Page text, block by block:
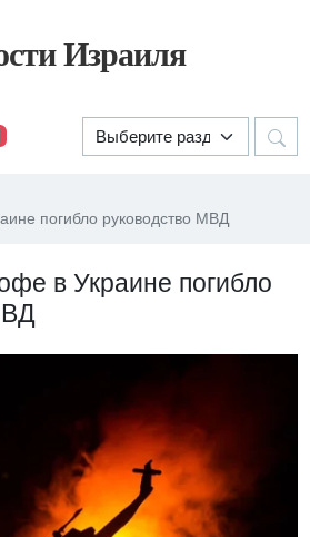
Израиля
погибло руководство МВД
в Украине погибло